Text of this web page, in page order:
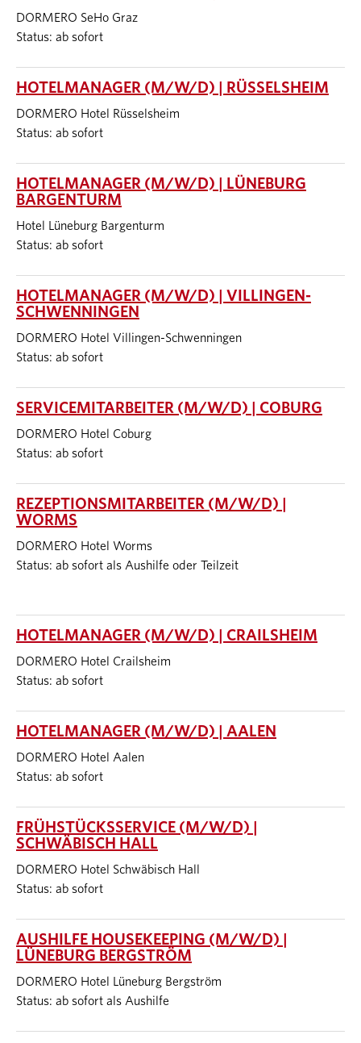
DORMERO SeHo Graz
Status: ab sofort
HOTELMANAGER (M/W/D) | RÜSSELSHEIM
DORMERO Hotel Rüsselsheim
Status: ab sofort
HOTELMANAGER (M/W/D) | LÜNEBURG
BARGENTURM
Hotel Lüneburg Bargenturm
Status: ab sofort
HOTELMANAGER (M/W/D) | VILLINGEN-
SCHWENNINGEN
DORMERO Hotel Villingen-Schwenningen
Status: ab sofort
SERVICEMITARBEITER (M/W/D) | COBURG
DORMERO Hotel Coburg
Status: ab sofort
REZEPTIONSMITARBEITER (M/W/D) |
WORMS
DORMERO Hotel Worms
Status: ab sofort als Aushilfe oder Teilzeit
HOTELMANAGER (M/W/D) | CRAILSHEIM
DORMERO Hotel Crailsheim
Status: ab sofort
HOTELMANAGER (M/W/D) | AALEN
DORMERO Hotel Aalen
Status: ab sofort
FRÜHSTÜCKSSERVICE (M/W/D) |
SCHWÄBISCH HALL
DORMERO Hotel Schwäbisch Hall
Status: ab sofort
AUSHILFE HOUSEKEEPING (M/W/D) |
LÜNEBURG BERGSTRÖM
DORMERO Hotel Lüneburg Bergström
Status: ab sofort als Aushilfe